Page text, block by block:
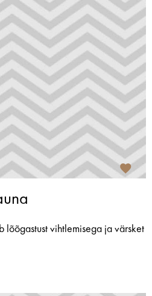
lõõgastust vihtlemisega ja värsket